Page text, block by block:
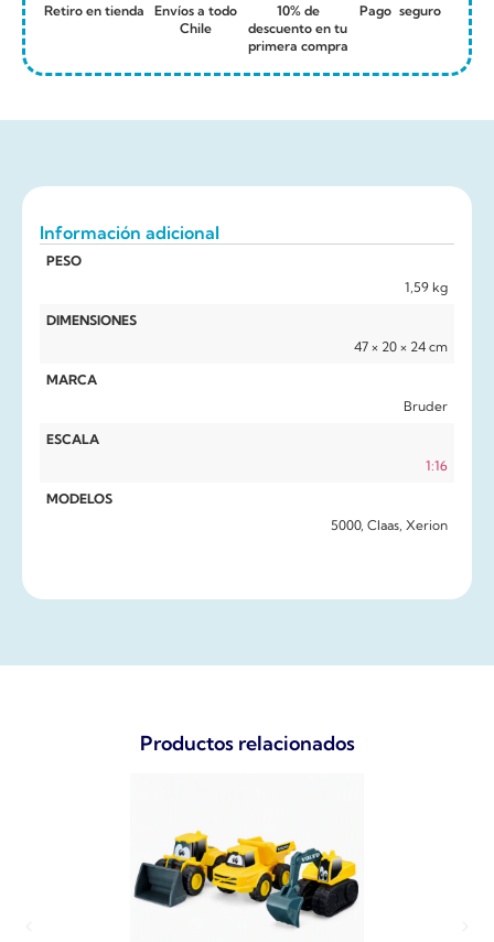
Retiro en tienda
Envíos a todo
Chile
10% de
descuento en tu
primera compra
Pago seguro
Información adicional
PESO
1,59 kg
DIMENSIONES
47 × 20 × 24 cm
MARCA
Bruder
ESCALA
1:16
MODELOS
5000, Claas, Xerion
Productos relacionados